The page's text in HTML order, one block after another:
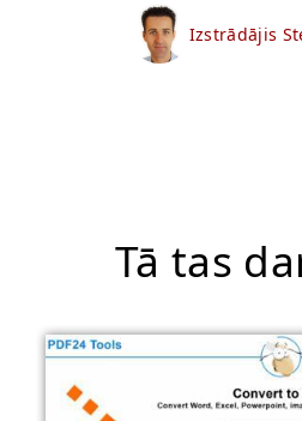
Izstrādājis
Tā tas